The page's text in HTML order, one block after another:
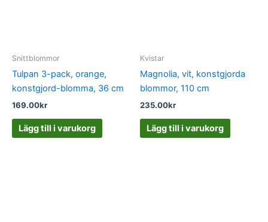
Snittblommor
Tulpan 3-pack, orange,
konstgjord-blomma, 36 cm
169.00kr
Lägg till i varukorg
Kvistar
Magnolia, vit, konstgjorda
blommor, 110 cm
235.00kr
Lägg till i varukorg